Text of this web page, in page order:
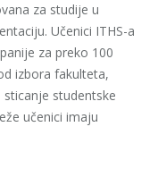
za studije u
Učenici ITHS-a
za preko 100
izbora fakulteta,
studentske
učenici imaju